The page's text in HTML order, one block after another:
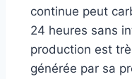
continue peut
24 heures sans
production est
générée par sa